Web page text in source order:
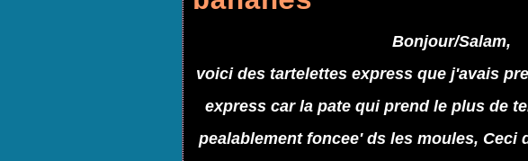
Bonjour/Salam,
voici des tartelettes express que j'avais
express car la pate qui prend le plus de
pealablement foncee' ds les moules, Ceci